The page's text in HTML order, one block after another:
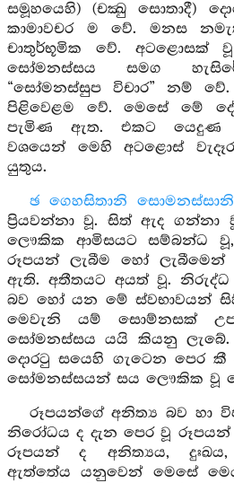
සමූහයෙහි) (චක්‍ඛු සොතාදී)
කාමාවචර ම වේ. මනස
චාතුර්භූමික වේ. අටළොසක්
සෝමනස්සය සමග
“සෝමනස්සුප විචාර” නම්
පිළිවෙළම වේ. මෙසේ මේ
පැමිණ ඇත. එකට යෙදුණ
වශයෙන් මෙහි අටළොස්
යුතුය.
ඡ ගෙහසිතානි සොමනස්සානි
ප්‍රියවන්නා වූ. සිත් ඇද ගන්නා
ලෞකික ආමිසයට සම්බන්ධ
රූපයන් ලැබීම හෝ
ඇති. අතීතයට අයත් වූ. නිරුද්ධ
බව හෝ යන මේ ස්වභාවයන්
මෙවැනි යම් සොම්නසක්
සෝමනස්සය යයි කියනු ලැබේ.
දොරටු සයෙහි ගැටෙන පෙර
සෝමනස්සයන් සය ලෞකික වූ
රූපයන්ගේ අනිත්‍ය බව හා
නිරෝධය ද දැන පෙර වූ රූපයන්
රූපයන් ද අනිත්‍යය, දුඃඛය,
ඇත්තේය යනුවෙන් මෙසේ